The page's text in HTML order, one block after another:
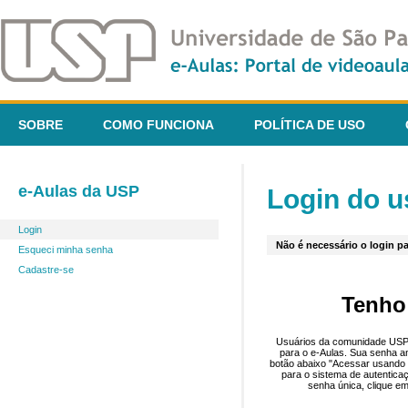
SOBRE COMO FUNCIONA POLÍTICA DE USO
e-Aulas da USP
Login
Esqueci minha senha
Cadastre-se
Login do
Não é necessário o login
Usuários da comunidade
para o e-Aulas. Sua senha
botão abaixo "Acessar
para o sistema de
senha única, clique